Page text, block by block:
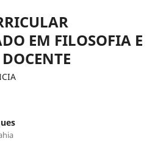
EM FILOSOFIA E